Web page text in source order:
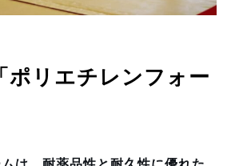
ポリエチレンフォー